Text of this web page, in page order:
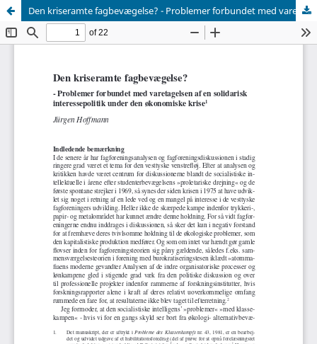
Den kriseramte fagbevægelse? - Problemer forbundet med varetagelsen af en solidarisk interessepolitik under den økonomiske krise